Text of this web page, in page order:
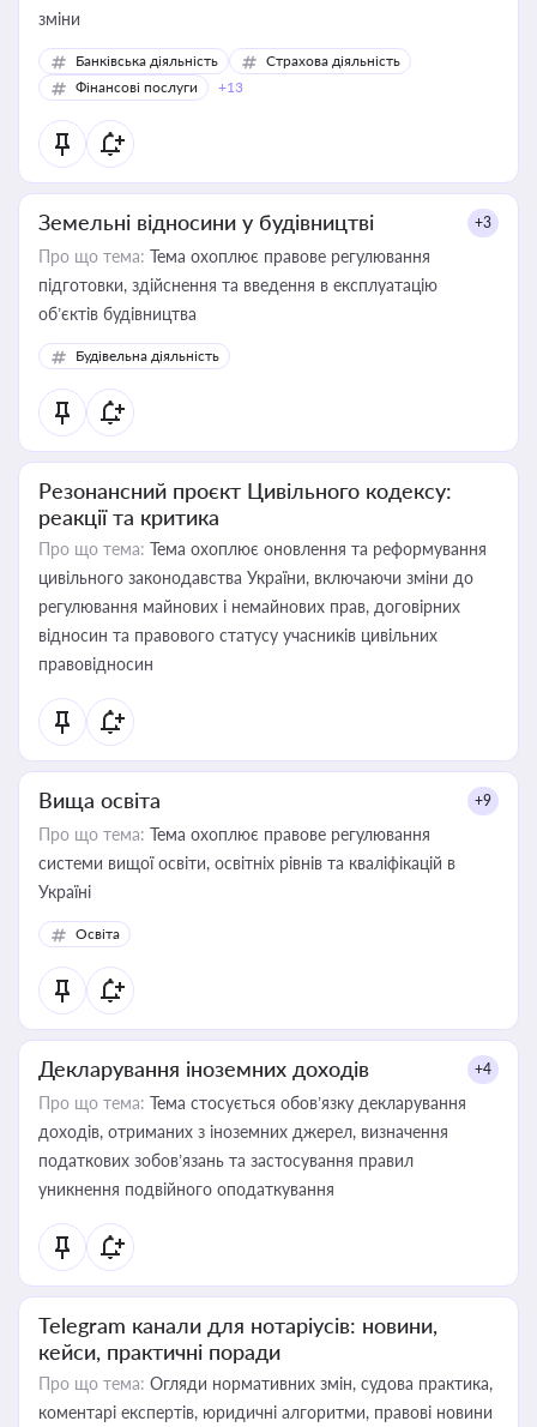
зміни
Банківська діяльність
Страхова діяльність
Фінансові послуги
+13
Земельні відносини у будівництві +3
Про що тема: Тема охоплює правове регулювання
підготовки, здійснення та введення в експлуатацію
об’єктів будівництва
Будівельна діяльність
Резонансний проєкт Цивільного кодексу:
реакції та критика
Про що тема: Тема охоплює оновлення та реформування
цивільного законодавства України, включаючи зміни до
регулювання майнових і немайнових прав, договірних
відносин та правового статусу учасників цивільних
правовідносин
Вища освіта +9
Про що тема: Тема охоплює правове регулювання
системи вищої освіти, освітніх рівнів та кваліфікацій в
Україні
Освіта
Декларування іноземних доходів +4
Про що тема: Тема стосується обов’язку декларування
доходів, отриманих з іноземних джерел, визначення
податкових зобов’язань та застосування правил
уникнення подвійного оподаткування
Telegram канали для нотаріусів: новини,
кейси, практичні поради
Про що тема: Огляди нормативних змін, судова практика,
коментарі експертів, юридичні алгоритми, правові новини